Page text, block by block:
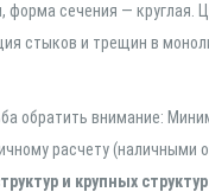
форма сечения — круглая.
стыков и трещин в
обратить внимание:
расчету (наличными
и крупных